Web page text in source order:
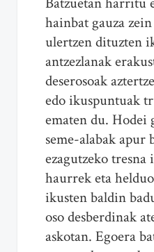
hainbat gauza
ulertzen dituzten
antzezlanak
deserosoak
edo ikuspuntuak
ematen du.
seme-alabak apur
ezagutzeko tresna
haurrek eta
ikusten baldin
oso desberdinak
askotan. Egoera